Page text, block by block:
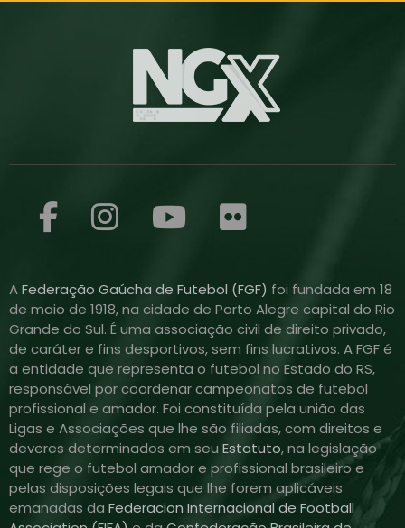
AFederação Gaúcha de Futebol (FGF) foi fundada em 18
de maio de 1918, na cidade de Porto Alegre capital do Rio
Grande do Sul. É uma associação civil de direito privado,
de caráter e fins desportivos, sem fins lucrativos. A FGF é
a entidade que representa o futebol no Estado do RS,
responsável por coordenar campeonatos de futebol
profissional e amador. Foi constituída pela união das
Ligas e Associações que lhe são filiadas, com direitos e
deveres determinados em seu Estatuto, na legislação
que rege o futebol amador e profissional brasileiro e
pelas disposições legais que lhe forem aplicáveis
emanadas da Federacion Internacional de Football